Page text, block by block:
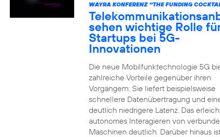
WAYRA KONFERENZ “THE FUNDING
sehen wichtige Rolle
Startups bei 5G-
Innovationen
Die neue Mobilfunktechnologie 5G
zahlreiche Vorteile gegenüber ihren
Vorgängern: Sie liefert beispielsweise
schnellere Datenübertragung und
deutlich niedrigere Latenz. Das
autonomes Interagieren von
Maschinen deutlich. Darüber hinaus